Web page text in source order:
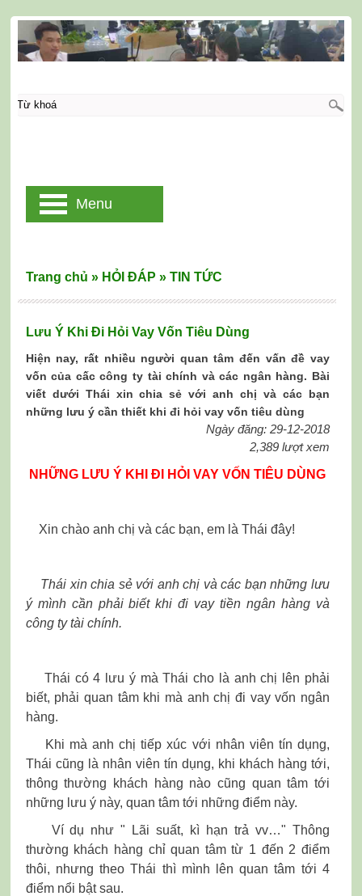
Lưu Ý Khi Đi Hỏi Vay Vốn Tiêu Dùng
Hiện nay, rất nhiều người quan tâm đến vấn đề vay
vốn của cấc công ty tài chính và các ngân hàng. Bài
viết dưới Thái xin chia sẻ với anh chị và các bạn
những lưu ý cần thiết khi đi hỏi vay vốn tiêu dùng
Ngày đăng: 29-12-2018
2,389 lượt xem
NHỮNG LƯU Ý KHI ĐI HỎI VAY VỐN TIÊU DÙNG
Xin chào anh chị và các bạn, em là Thái đây!
Thái xin chia sẻ với anh chị và các bạn những lưu
ý mình cần phải biết khi đi vay tiền ngân hàng và
công ty tài chính.
Thái có 4 lưu ý mà Thái cho là anh chị lên phải
biết, phải quan tâm khi mà anh chị đi vay vốn ngân
hàng.
Khi mà anh chị tiếp xúc với nhân viên tín dụng,
Thái cũng là nhân viên tín dụng, khi khách hàng tới,
thông thường khách hàng nào cũng quan tâm tới
những lưu ý này, quan tâm tới những điểm này.
Ví dụ như " Lãi suất, kì hạn trả vv…" Thông
thường khách hàng chỉ quan tâm từ 1 đến 2 điểm
thôi, nhưng theo Thái thì mình lên quan tâm tới 4
điểm nổi bật sau.
Trang chủ » HỎI ĐÁP » TIN TỨC
Menu